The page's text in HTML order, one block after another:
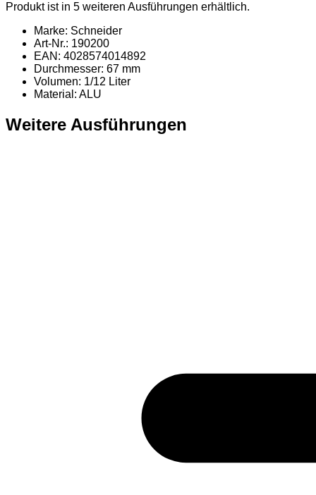
Produkt ist in 5 weiteren Ausführungen erhältlich.
Marke: Schneider
Art-Nr.: 190200
EAN: 4028574014892
Durchmesser: 67 mm
Volumen: 1/12 Liter
Material : ALU
Weitere Ausführungen